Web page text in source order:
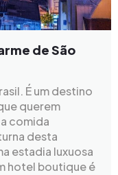
de São
É um destino
querem
comida
desta
estadia luxuosa
hotel boutique é